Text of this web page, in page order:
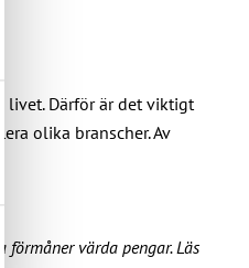
livet. Därför är det viktigt
olika branscher. Av
värda pengar. Läs